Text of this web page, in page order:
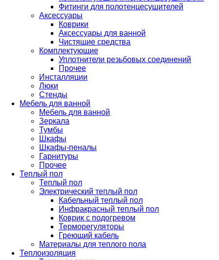
Фитинги для полотенцесушителей
Аксессуары
Коврики
Аксессуары для ванной
Чистящие средства
Комплектующие
Уплотнители резьбовых соединений
Прочее
Инсталляции
Люки
Стенды
Мебель для ванной
Мебель для ванной
Зеркала
Тумбы
Шкафы
Шкафы-пеналы
Гарнитуры
Прочее
Теплый пол
Теплый пол
Электрический теплый пол
Кабельный теплый пол
Инфракрасный теплый пол
Коврик с подогревом
Терморегуляторы
Греющий кабель
Материалы для теплого пола
Теплоизоляция